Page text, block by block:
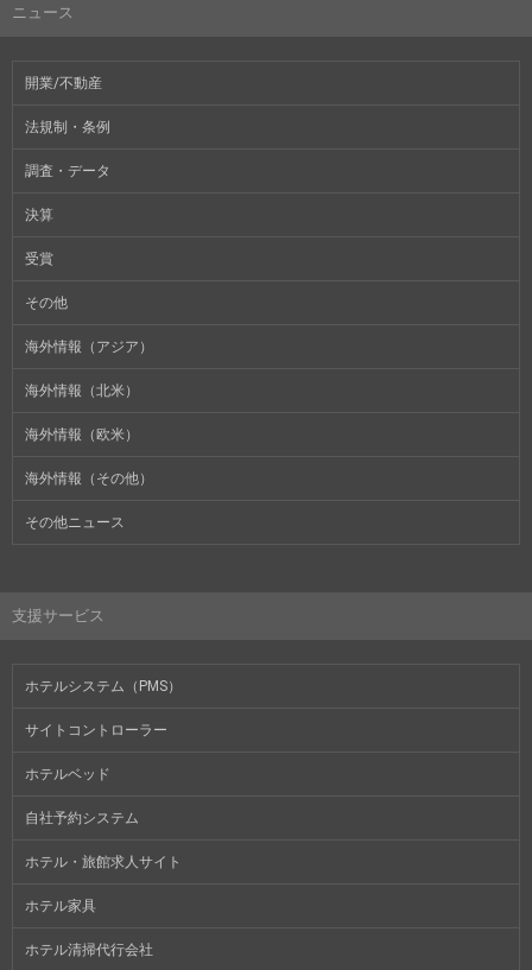
ニュース
開業/不動産
法規制・条例
調査・データ
決算
受賞
その他
海外情報（アジア）
海外情報（北米）
海外情報（欧米）
海外情報（その他）
その他ニュース
支援サービス
ホテルシステム（PMS）
サイトコントローラー
ホテルベッド
自社予約システム
ホテル・旅館求人サイト
ホテル家具
ホテル清掃代行会社